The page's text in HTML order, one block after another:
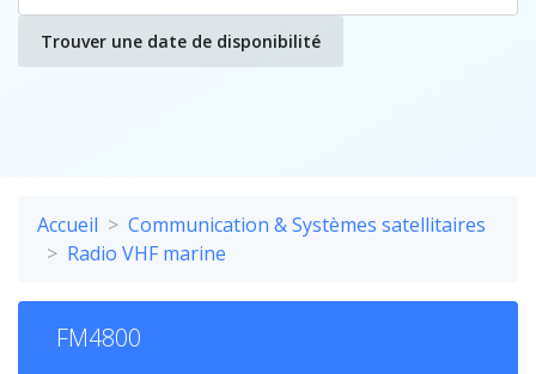
Trouver une date de disponibilité
Accueil
Communication & Systèmes satellitaires
Radio VHF marine
FM4800